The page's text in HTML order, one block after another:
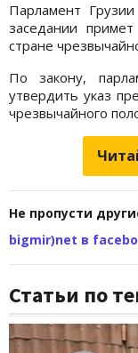
Парламент
заседании
стране
По закону,
утвердить указ
чрезвычайного
Не пропусти
bigmir)net в
Статьи по